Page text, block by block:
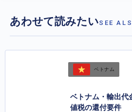
あわせて読みたいSEE
ベトナム
ベトナム・輸出代
値税の還付要件